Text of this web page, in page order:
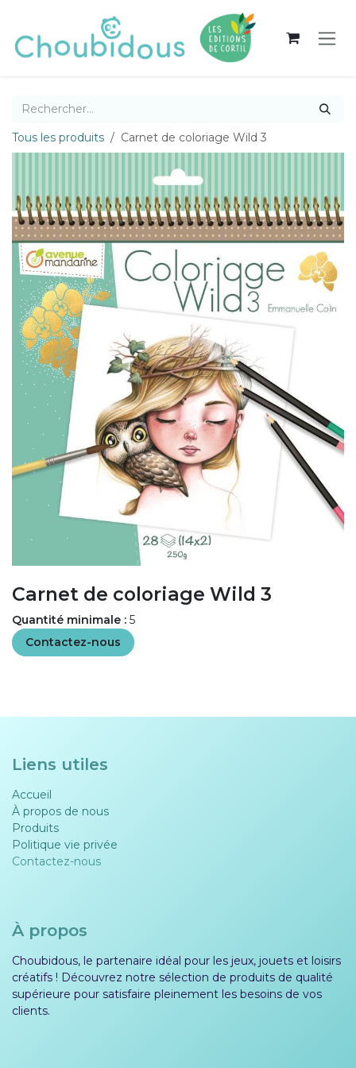
Tous les produits Carnet de coloriage Wild 3
Carnet de coloriage Wild 3
Quantité minimale : 5
Contactez-nous
Liens utiles
Accueil
À propos de nous
Produits
Politique vie privée​​
Contactez-nous
À propos
Choubidous, le partenaire idéal pour les jeux, jouets et loisirs
créatifs ! Découvrez notre sélection de produits de qualité
supérieure pour satisfaire pleinement les besoins de vos
clients.